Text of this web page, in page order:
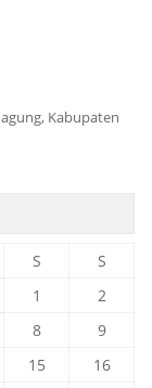
Kabupaten
S
S
1
2
8
9
15
16